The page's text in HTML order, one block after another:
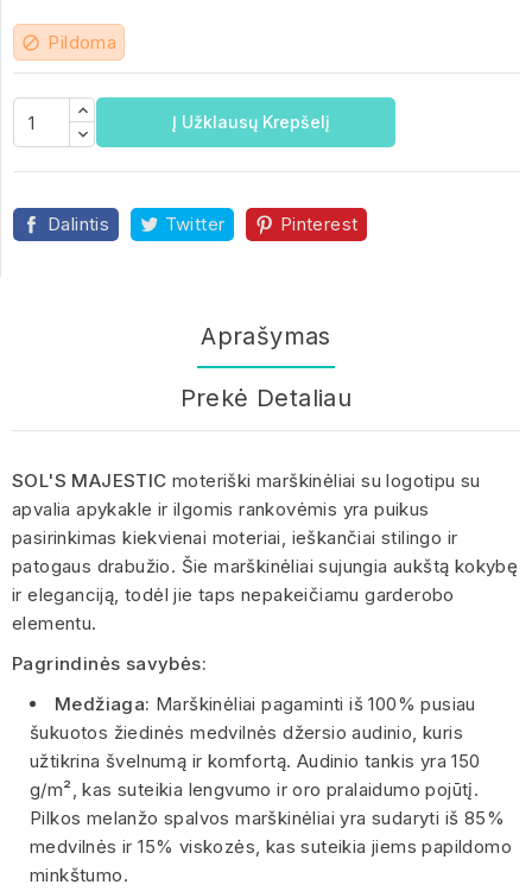
block Pildoma
Į Užklausų Krepšelį
Dalintis Twitter Pinterest
Aprašymas
Prekė Detaliau
SOL'S MAJESTIC moteriški marškinėliai su logotipu su
apvalia apykakle ir ilgomis rankovėmis yra puikus
pasirinkimas kiekvienai moteriai, ieškančiai stilingo ir
patogaus drabužio. Šie marškinėliai sujungia aukštą kokybę
ir eleganciją, todėl jie taps nepakeičiamu garderobo
elementu.
Pagrindinės savybės:
Medžiaga: Marškinėliai pagaminti iš 100% pusiau
šukuotos žiedinės medvilnės džersio audinio, kuris
užtikrina švelnumą ir komfortą. Audinio tankis yra 150
g/m², kas suteikia lengvumo ir oro pralaidumo pojūtį.
Pilkos melanžo spalvos marškinėliai yra sudaryti iš 85%
medvilnės ir 15% viskozės, kas suteikia jiems papildomo
minkštumo.